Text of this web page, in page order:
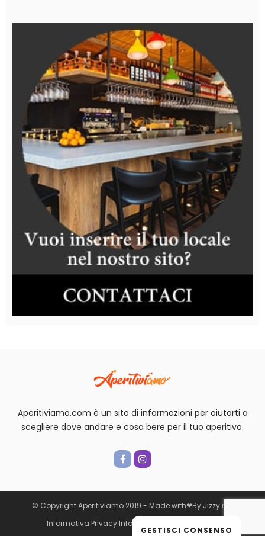
Aperitiviamo.com è un sito di informazioni per aiutarti a
scegliere dove andare e cosa bere per il tuo aperitivo.
© Copyright Aperitiviamo 2019 - Made with❤By Jizzy.net
Informativa Privacy Informativa cookie
GESTISCI CONSENSO